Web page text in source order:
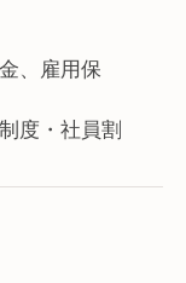
、雇用保
度・社員割